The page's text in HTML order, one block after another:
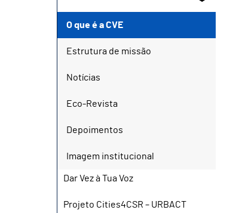
O que é a CVE
Estrutura de missão
Notícias
Eco-Revista
Depoimentos
Imagem institucional
Dar Vez à Tua Voz
Projeto Cities4CSR – URBACT